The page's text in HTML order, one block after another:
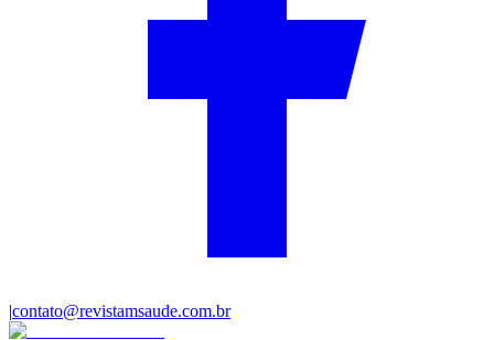
|contato@revistamsaude.com.br